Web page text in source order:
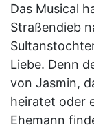
Das Musical
Straßendieb
Liebe. Denn
von Jasmin,
heiratet oder
Ehemann